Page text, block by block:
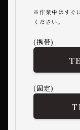
※作業中はすぐ
ください。
(携帯)
(固定)